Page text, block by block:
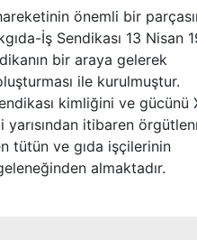
önemli bir
İş Sendikası 13 Nisan
bir araya gelerek
ile kurulmuştur.
kimliğini ve gücünü
yarısından itibaren
tütün ve gıda işçilerinin
almaktadır.